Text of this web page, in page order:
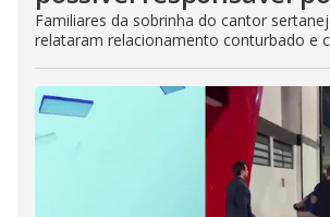
Familiares da sobrinha do cantor
relataram relacionamento conturbado e